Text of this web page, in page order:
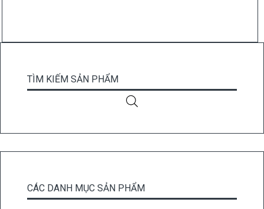
TÌM KIẾM SẢN PHẨM
CÁC DANH MỤC SẢN PHẨM